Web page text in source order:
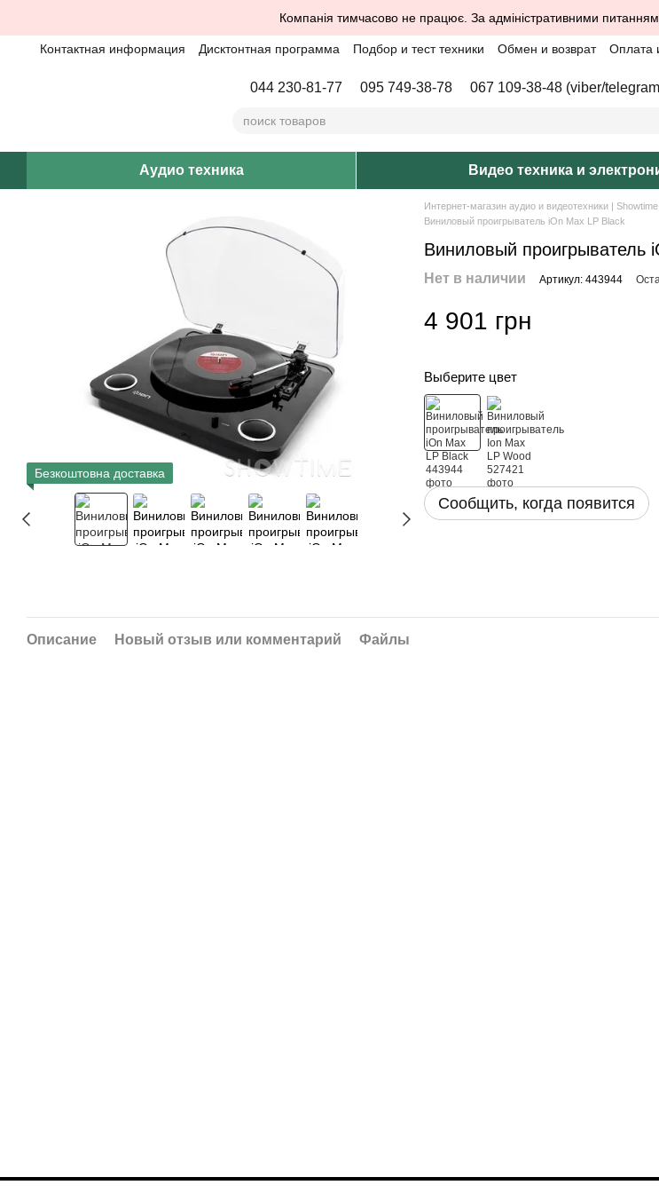
Компанія тимчасово не працює. За адміністративними
Контактная информация Дисктонтная программа Подбор и тест техники Обмен и возврат Оплата
044 230-81-77 095 749-38-78 067 109-38-48 (viber/
Аудио техника Видео техника и
Безкоштовна доставка
Интернет-магазин аудио и видеотехники | Showtime
Виниловый проигрыватель iOn Max LP Black
Виниловый проигрыватель
Нет в наличии Артикул: 443944
4 901 грн
Выберите цвет
Сообщить, когда появится
Описание Новый отзыв или комментарий Файлы